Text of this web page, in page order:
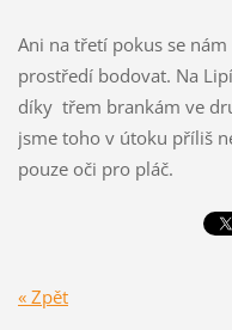
Ani na třetí pokus se
prostředí bodovat. Na
díky třem brankám ve
jsme toho v útoku příliš
pouze oči pro pláč.
« Zpět